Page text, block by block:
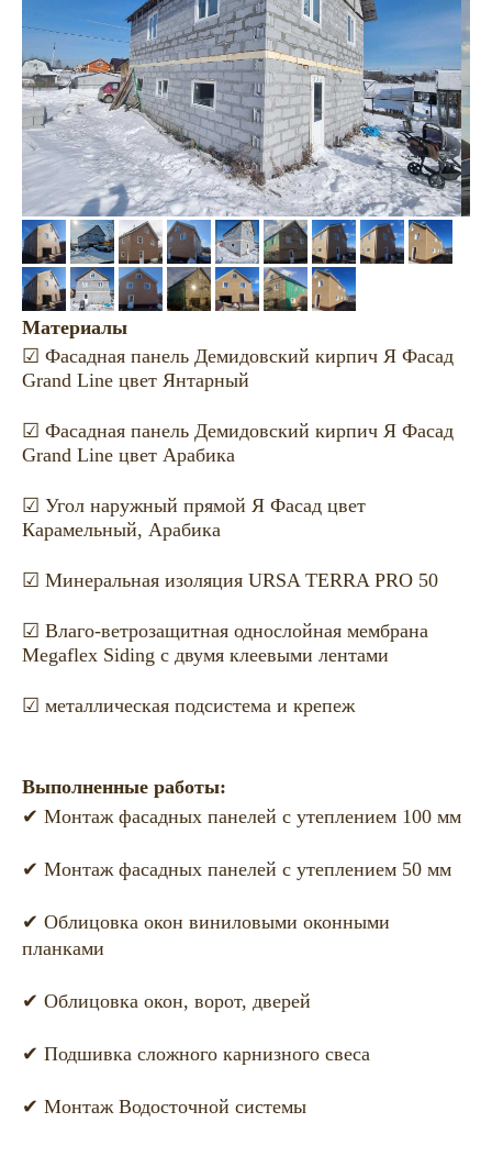
Материалы
☑ Фасадная панель Демидовский кирпич Я Фасад
Grand Line цвет Янтарный
☑ Фасадная панель Демидовский кирпич Я Фасад
Grand Line цвет Арабика
☑ Угол наружный прямой Я Фасад цвет
Карамельный, Арабика
☑ Минеральная изоляция URSA TERRA PRO 50
☑ Влаго-ветрозащитная однослойная мембрана
Megaflex Siding с двумя клеевыми лентами
☑ металлическая подсистема и крепеж
Выполненные работы:
✔ Монтаж фасадных панелей с утеплением 100 мм
✔ Монтаж фасадных панелей с утеплением 50 мм
✔ Облицовка окон виниловыми оконными
планками
✔ Облицовка окон, ворот, дверей
✔ Подшивка сложного карнизного свеса
✔ Монтаж Водосточной системы